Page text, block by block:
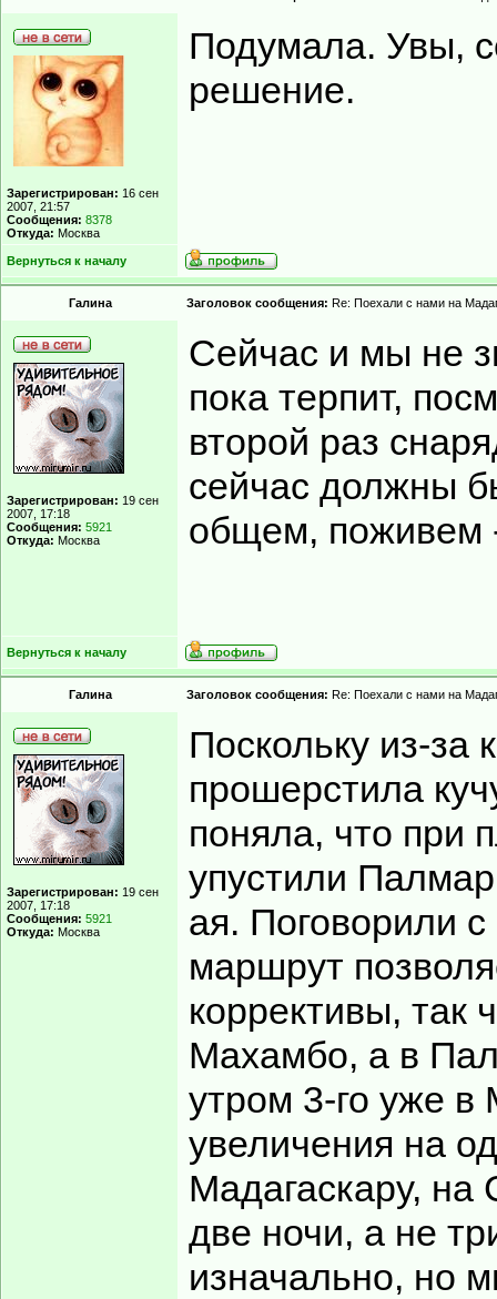
Зарегистрирован: 16 сен
2007, 21:57
Сообщения: 8378
Откуда: Москва
Подумала. Увы,
решение.
Вернуться к началу
Гaлинa Заголовок сообщения: Re: Поехали с нами на
Зарегистрирован: 19 сен
2007, 17:18
Сообщения: 5921
Откуда: Москва
Сейчас и мы не
пока терпит,
второй раз
сейчас должны
общем, поживем
Вернуться к началу
Гaлинa Заголовок сообщения: Re: Поехали с нами на
Зарегистрирован: 19 сен
2007, 17:18
Сообщения: 5921
Откуда: Москва
Поскольку из-за
прошерстила
поняла, что при
упустили
ая. Поговорили
маршрут
коррективы, так
Махамбо, а в
утром 3-го уже в
увеличения на
Мадагаскару, на
две ночи, а не
изначально, но